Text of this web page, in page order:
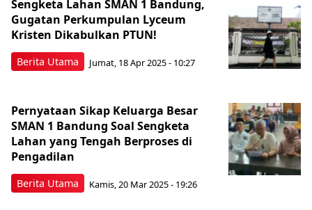
Berita Utama
Sengketa Lahan SMAN 1 Bandung,
Gugatan Perkumpulan Lyceum
Kristen Dikabulkan PTUN!
Jumat, 18 Apr 2025 - 10:27
Berita Utama
Pernyataan Sikap Keluarga Besar
SMAN 1 Bandung Soal Sengketa
Lahan yang Tengah Berproses di
Pengadilan
Kamis, 20 Mar 2025 - 19:26